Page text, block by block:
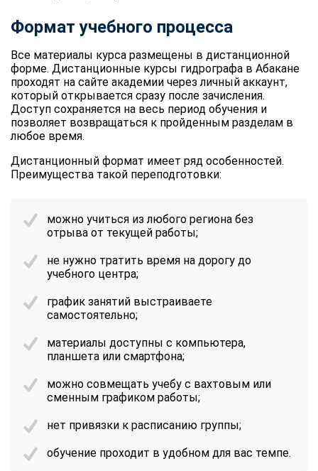
Формат учебного процесса
Все материалы курса размещены в дистанционной
форме. Дистанционные курсы гидрографа в Абакане
проходят на сайте академии через личный аккаунт,
который открывается сразу после зачисления.
Доступ сохраняется на весь период обучения и
позволяет возвращаться к пройденным разделам в
любое время.
Дистанционный формат имеет ряд особенностей.
Преимущества такой переподготовки:
можно учиться из любого региона без
отрыва от текущей работы;
не нужно тратить время на дорогу до
учебного центра;
график занятий выстраиваете
самостоятельно;
материалы доступны с компьютера,
планшета или смартфона;
можно совмещать учебу с вахтовым или
сменным графиком работы;
нет привязки к расписанию группы;
обучение проходит в удобном для вас темпе.